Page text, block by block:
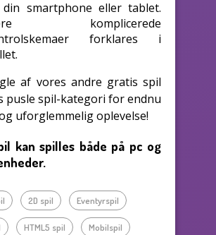
smartphone eller tablet.
komplicerede
forklares i
af vores andre gratis spil
pusle spil-kategori for endnu
uforglemmelig oplevelse!
kan spilles både på pc og
2D spil Eventyrspil
HTML5 spil Mobilspil